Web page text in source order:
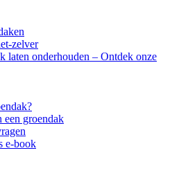
zelver
laten onderhouden – Ontdek onze
een groendak
e-book